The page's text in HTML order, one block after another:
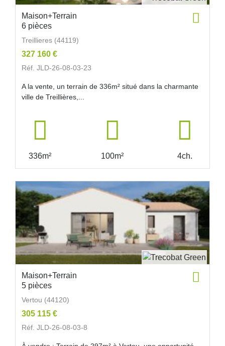
Maison+Terrain
6 pièces
Treillieres (44119)
327 160 €
Réf. JLD-26-08-03-23
A la vente, un terrain de 336m² situé dans la charmante
ville de Treillières,...
336m² 100m² 4ch.
Maison+Terrain
5 pièces
Vertou (44120)
305 115 €
Réf. JLD-26-08-03-8